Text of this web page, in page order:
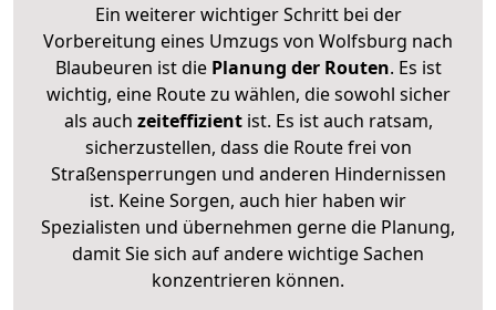
Ein weiterer wichtiger Schritt bei der
Vorbereitung eines Umzugs von Wolfsburg nach
Blaubeuren ist diePlanung der Routen. Es ist
wichtig, eine Route zu wählen, die sowohl sicher
als auch zeiteffizientist. Es ist auch ratsam,
sicherzustellen, dass die Route frei von
Straßensperrungen und anderen Hindernissen
ist. Keine Sorgen, auch hier haben wir
Spezialisten und übernehmen gerne die Planung,
damit Sie sich auf andere wichtige Sachen
konzentrieren können.